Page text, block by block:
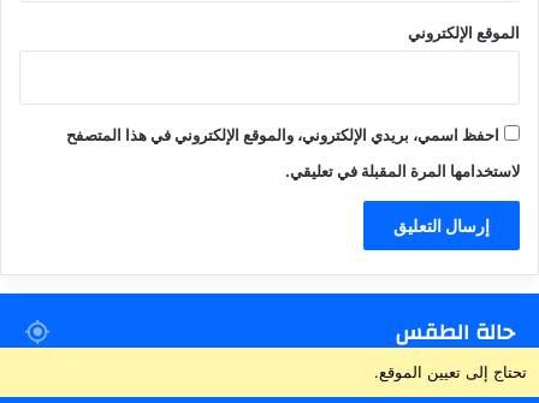
الموقع الإلكتروني
احفظ اسمي، بريدي الإلكتروني، والموقع الإلكتروني في هذا المتصفح
لاستخدامها المرة المقبلة في تعليقي.
حالة الطقس
تحتاج إلى تعيين الموقع.